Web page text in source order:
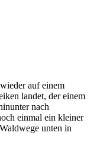
auf einem
landet, der einem
nach
einmal ein kleiner
unten in